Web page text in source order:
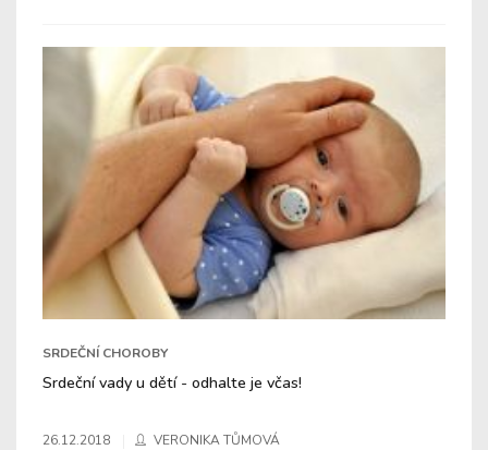
SRDEČNÍ CHOROBY
Srdeční vady u dětí - odhalte je včas!
26.12.2018 VERONIKA TŮMOVÁ